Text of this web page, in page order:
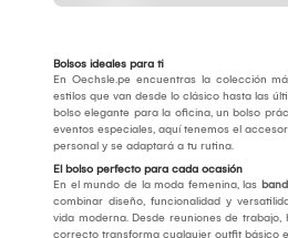
Bolsos ideales para ti
En Oechsle.pe encuentras la colección
estilos que van desde lo clásico hasta las
bolso elegante para la oficina, un bolso
eventos especiales, aquí tenemos el
personal y se adaptará a tu rutina.
El bolso perfecto para cada ocasión
En el mundo de la moda femenina, las
combinar diseño, funcionalidad y
vida moderna. Desde reuniones de
correcto transforma cualquier outfit básico